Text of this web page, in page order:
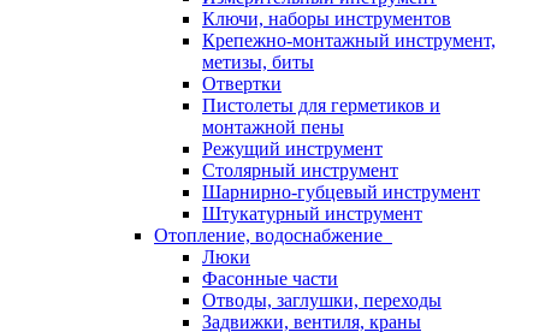
Ключи, наборы инструментов
Крепежно-монтажный инструмент,
метизы, биты
Отвертки
Пистолеты для герметиков и
монтажной пены
Режущий инструмент
Столярный инструмент
Шарнирно-губцевый инструмент
Штукатурный инструмент
Отопление, водоснабжение
Люки
Фасонные части
Отводы, заглушки, переходы
Задвижки, вентиля, краны